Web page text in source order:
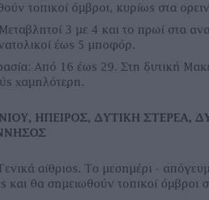
τοπικοί όμβροι, κυρίως στα
3 με 4 και το πρωί στα
έως 5 μποφόρ.
Από 16 έως 29. Στη δυτική
χαμηλότερη.
ΗΠΕΙΡΟΣ, ΔΥΤΙΚΗ ΣΤΕΡΕΑ,
αίθριος. Το μεσημέρι -
και θα σημειωθούν τοπικοί όμβροι